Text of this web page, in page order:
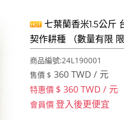
七葉蘭香米1.5公斤
契作耕種 （數量有限 限
商品編號:24L190001
售價 $ 360 TWD / 元
特惠價 $ 360 TWD / 元
會員價登入後更便宜